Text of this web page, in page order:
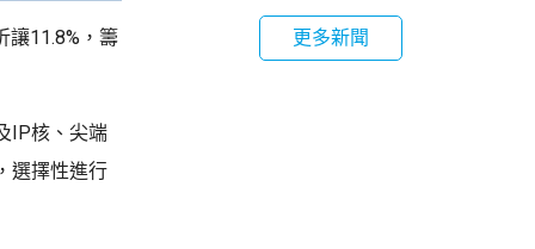
讓11.8%，籌
IP核、尖端
選擇性進行
更多新聞